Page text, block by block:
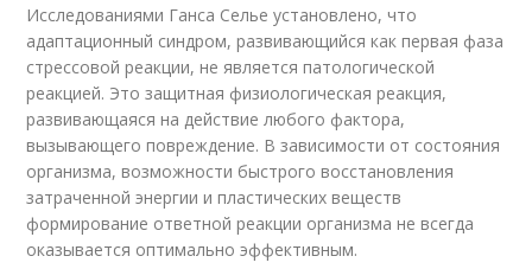
Исследованиями Ганса Селье установлено, что
адаптационный синдром, развивающийся как первая фаза
стрессовой реакции, не является патологической
реакцией. Это защитная физиологическая реакция,
развивающаяся на действие любого фактора,
вызывающего повреждение. В зависимости от состояния
организма, возможности быстрого восстановления
затраченной энергии и пластических веществ
формирование ответной реакции организма не всегда
оказывается оптимально эффективным.